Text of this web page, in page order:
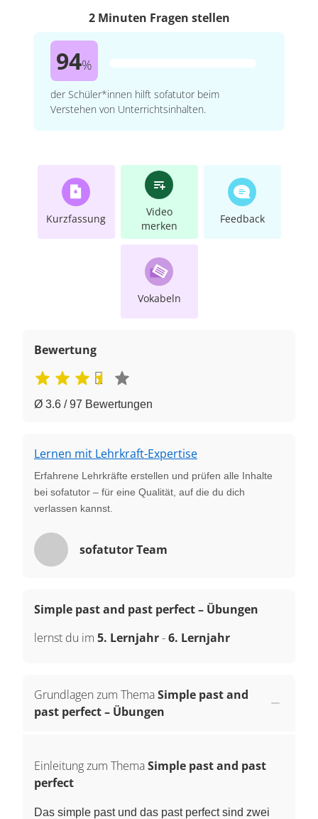
2 Minuten Fragen stellen
94%
der Schüler*innen hilft sofatutor beim
Verstehen von Unterrichtsinhalten.
Kurzfassung
Video
merken
Feedback
Vokabeln
Bewertung
Ø 3.6 / 97 Bewertungen
Lernen mit Lehrkraft-Expertise
Erfahrene Lehrkräfte erstellen und prüfen alle Inhalte
bei sofatutor – für eine Qualität, auf die du dich
verlassen kannst.
sofatutor Team
Simple past and past perfect – Übungen
lernst du im 5. Lernjahr-6. Lernjahr
Grundlagen zum ThemaSimple past and
past perfect – Übungen
Einleitung zum ThemaSimple past and past
perfect
Das simple past und das past perfect sind zwei